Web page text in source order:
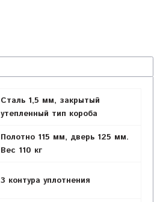
Сталь 1,5 мм, закрытый
утепленный тип короба
Полотно 115 мм, дверь 125 мм.
Вес 110 кг
3 контура уплотнения